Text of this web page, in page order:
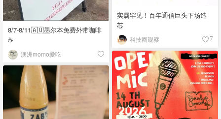
实属罕见！百年通信巨头下场造
芯
科技圈观察 7
8/7-8/11🇦🇺墨尔本免费外带咖啡
☕
澳洲momo爱吃